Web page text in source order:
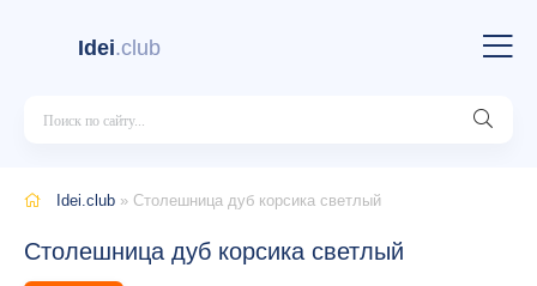
Idei.club
Idei.club » Столешница дуб корсика светлый
Столешница дуб корсика светлый